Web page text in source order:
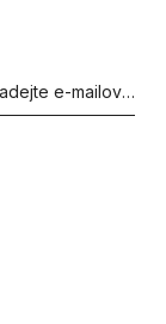
e-mailovou